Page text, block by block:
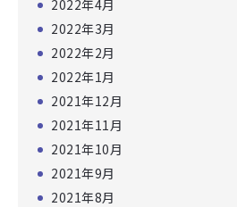
2022年4月
2022年3月
2022年2月
2022年1月
2021年12月
2021年11月
2021年10月
2021年9月
2021年8月